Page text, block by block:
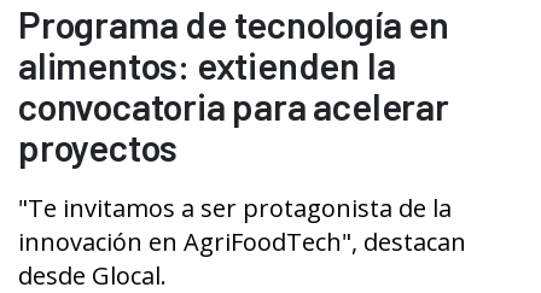
Programa de tecnología en
alimentos: extienden la
convocatoria para acelerar
proyectos
"Te invitamos a ser protagonista de la
innovación en AgriFoodTech", destacan
desde Glocal.